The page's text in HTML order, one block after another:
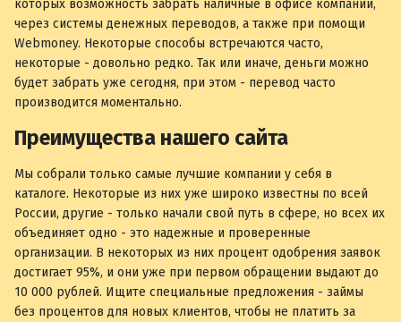
которых возможность забрать наличные в офисе компании,
через системы денежных переводов, а также при помощи
Webmoney. Некоторые способы встречаются часто,
некоторые - довольно редко. Так или иначе, деньги можно
будет забрать уже сегодня, при этом - перевод часто
производится моментально.
Преимущества нашего сайта
Мы собрали только самые лучшие компании у себя в
каталоге. Некоторые из них уже широко известны по всей
России, другие - только начали свой путь в сфере, но всех их
объединяет одно - это надежные и проверенные
организации. В некоторых из них процент одобрения заявок
достигает 95%, и они уже при первом обращении выдают до
10 000 рублей. Ищите специальные предложения - займы
без процентов для новых клиентов, чтобы не платить за